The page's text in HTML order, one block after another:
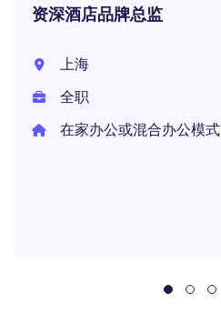
资深酒店品牌总监
上海
全职
在家办公或混合办公模式